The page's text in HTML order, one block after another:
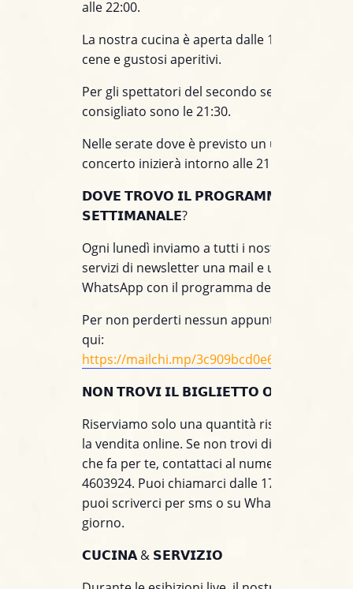
alle 22:00.
La nostra cucina è aperta dalle 19:00, per
cene e gustosi aperitivi.
Per gli spettatori del secondo set l’orario
consigliato sono le 21:30.
Nelle serate dove è previsto un unico set, il
concerto inizierà intorno alle 21:45.
𝗗𝗢𝗩𝗘 𝗧𝗥𝗢𝗩𝗢 𝗜𝗟 𝗣𝗥𝗢𝗚𝗥𝗔𝗠𝗠𝗔
𝗦𝗘𝗧𝗧𝗜𝗠𝗔𝗡𝗔𝗟𝗘?
Ogni lunedì inviamo a tutti i nostri clienti
servizi di newsletter una mail e un messaggio
WhatsApp con il programma della settimana.
Per non perderti nessun appuntamento,
qui:
https://mailchi.mp/3c909bcd0e60/
𝗡𝗢𝗡 𝗧𝗥𝗢𝗩𝗜 𝗜𝗟 𝗕𝗜𝗚𝗟𝗜𝗘𝗧𝗧𝗢 𝗢𝗡𝗟𝗜𝗡𝗘?
Riserviamo solo una quantità ristretta di
la vendita online. Se non trovi disponibile il
che fa per te, contattaci al numero +39 391
4603924. Puoi chiamarci dalle 17 alle 21,
puoi scriverci per sms o su WhatsApp tutto il
giorno.
𝗖𝗨𝗖𝗜𝗡𝗔 & 𝗦𝗘𝗥𝗩𝗜𝗭𝗜𝗢